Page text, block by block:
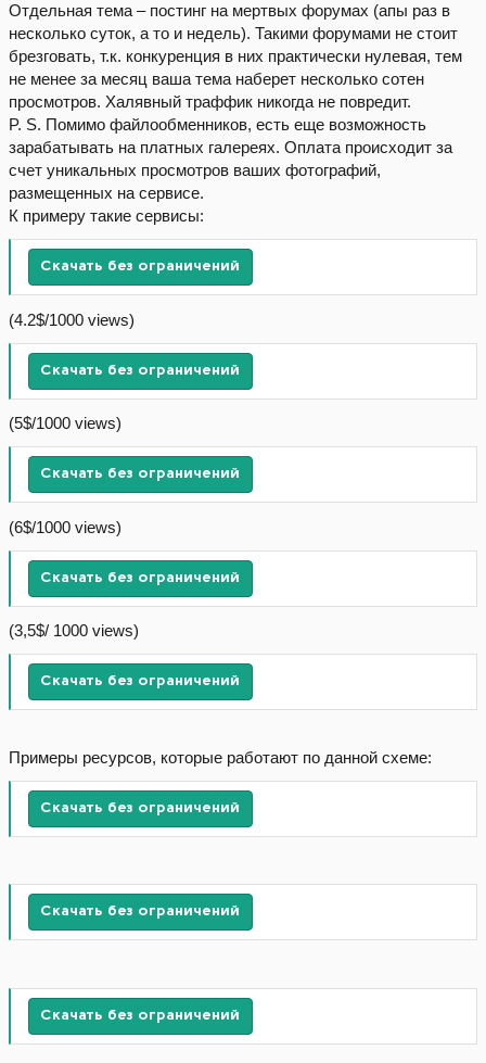
Отдельная тема – постинг на мертвых форумах (апы раз в
несколько суток, а то и недель). Такими форумами не стоит
брезговать, т.к. конкуренция в них практически нулевая, тем
не менее за месяц ваша тема наберет несколько сотен
просмотров. Халявный траффик никогда не повредит.
P. S. Помимо файлообменников, есть еще возможность
зарабатывать на платных галереях. Оплата происходит за
счет уникальных просмотров ваших фотографий,
размещенных на сервисе.
К примеру такие сервисы:
Скачать без ограничений
(4.2$/1000 views)
Скачать без ограничений
(5$/1000 views)
Скачать без ограничений
(6$/1000 views)
Скачать без ограничений
(3,5$/ 1000 views)
Скачать без ограничений
Примеры ресурсов, которые работают по данной схеме:
Скачать без ограничений
Скачать без ограничений
Скачать без ограничений